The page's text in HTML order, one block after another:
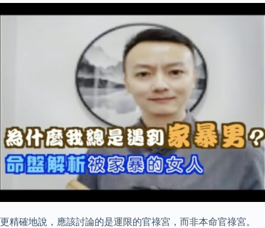
更精確地說，應該討論的是運限的官祿宮，而非本命官祿宮。